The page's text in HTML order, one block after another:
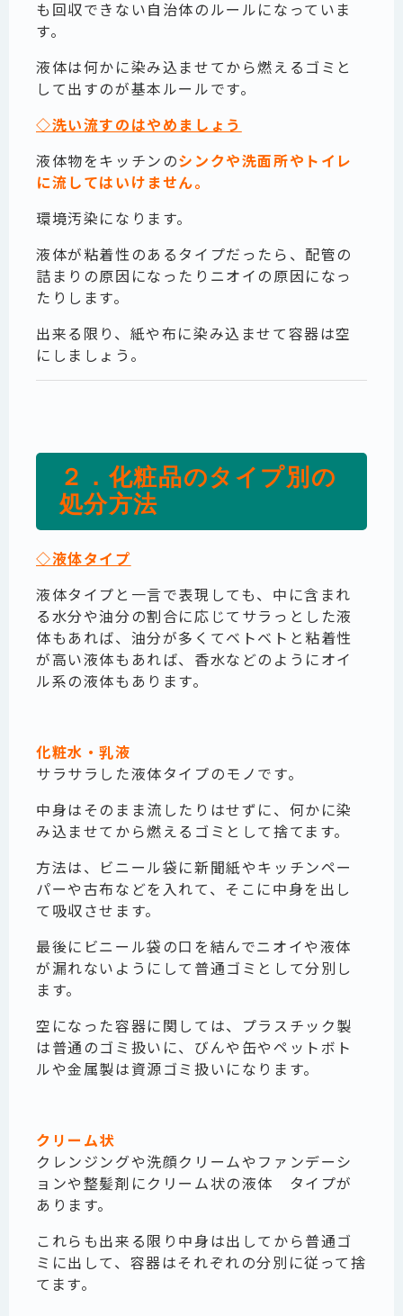
も回収できない自治体のルールになっていま
す。
液体は何かに染み込ませてから燃えるゴミと
して出すのが基本ルールです。
◇洗い流すのはやめましょう
液体物をキッチンのシンクや洗面所やトイレ
に流してはいけません。
環境汚染になります。
液体が粘着性のあるタイプだったら、配管の
詰まりの原因になったりニオイの原因になっ
たりします。
出来る限り、紙や布に染み込ませて容器は空
にしましょう。
２．化粧品のタイプ別の
処分方法
◇液体タイプ
液体タイプと一言で表現しても、中に含まれ
る水分や油分の割合に応じてサラっとした液
体もあれば、油分が多くてベトベトと粘着性
が高い液体もあれば、香水などのようにオイ
ル系の液体もあります。
化粧水・乳液
サラサラした液体タイプのモノです。
中身はそのまま流したりはせずに、何かに染
み込ませてから燃えるゴミとして捨てます。
方法は、ビニール袋に新聞紙やキッチンペー
パーや古布などを入れて、そこに中身を出し
て吸収させます。
最後にビニール袋の口を結んでニオイや液体
が漏れないようにして普通ゴミとして分別し
ます。
空になった容器に関しては、プラスチック製
は普通のゴミ扱いに、びんや缶やペットボト
ルや金属製は資源ゴミ扱いになります。
クリーム状
クレンジングや洗顔クリームやファンデーシ
ョンや整髪剤にクリーム状の液体 タイプが
あります。
これらも出来る限り中身は出してから普通ゴ
ミに出して、容器はそれぞれの分別に従って捨
てます。